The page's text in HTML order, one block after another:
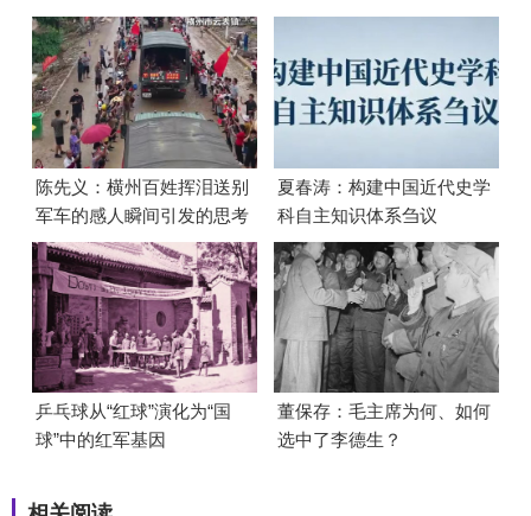
陈先义：横州百姓挥泪送别
军车的感人瞬间引发的思考
夏春涛：构建中国近代史学
科自主知识体系刍议
乒乓球从“红球”演化为“国
球”中的红军基因
董保存：毛主席为何、如何
选中了李德生？